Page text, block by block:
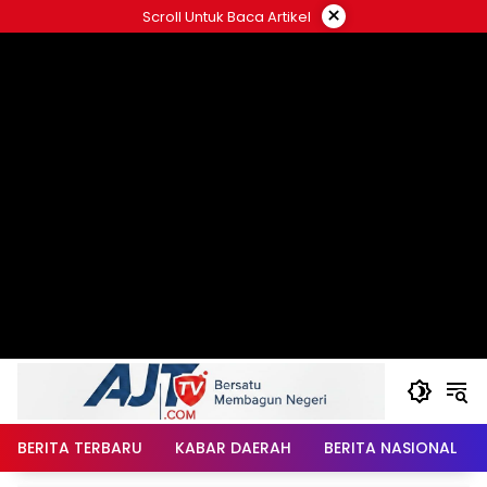
ke
Scroll Untuk Baca Artikel ×
BERITA TERBARU KABAR DAERAH BERITA NASIONAL